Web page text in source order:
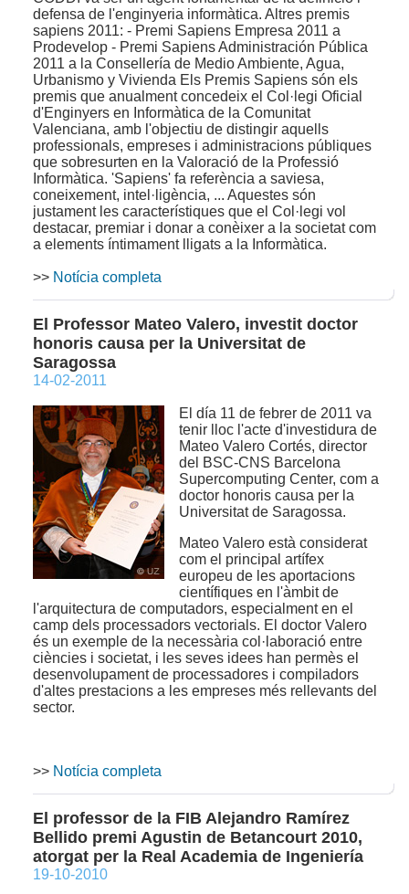
defensa de l'enginyeria informàtica. Altres premis
sapiens 2011: - Premi Sapiens Empresa 2011 a
Prodevelop - Premi Sapiens Administración Pública
2011 a la Consellería de Medio Ambiente, Agua,
Urbanismo y Vivienda Els Premis Sapiens són els
premis que anualment concedeix el Col·legi Oficial
d'Enginyers en Informàtica de la Comunitat
Valenciana, amb l'objectiu de distingir aquells
professionals, empreses i administracions públiques
que sobresurten en la Valoració de la Professió
Informàtica. 'Sapiens' fa referència a saviesa,
coneixement, intel·ligència, ... Aquestes són
justament les característiques que el Col·legi vol
destacar, premiar i donar a conèixer a la societat com
a elements íntimament lligats a la Informàtica.
>> Notícia completa
El Professor Mateo Valero, investit doctor
honoris causa per la Universitat de
Saragossa
14-02-2011
El día 11 de febrer de 2011 va
tenir lloc l'acte d'investidura de
Mateo Valero Cortés, director
del BSC-CNS Barcelona
Supercomputing Center, com a
doctor honoris causa per la
Universitat de Saragossa.
Mateo Valero està considerat
com el principal artífex
europeu de les aportacions
científiques en l'àmbit de
l'arquitectura de computadors, especialment en el
camp dels processadors vectorials. El doctor Valero
és un exemple de la necessària col·laboració entre
ciències i societat, i les seves idees han permès el
desenvolupament de processadores i compiladors
d'altes prestacions a les empreses més rellevants del
sector.
>> Notícia completa
El professor de la FIB Alejandro Ramírez
Bellido premi Agustin de Betancourt 2010,
atorgat per la Real Academia de Ingeniería
19-10-2010